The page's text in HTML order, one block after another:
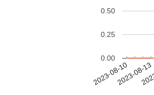
2023-08-102023-08-13
0.00
0.25
0.50